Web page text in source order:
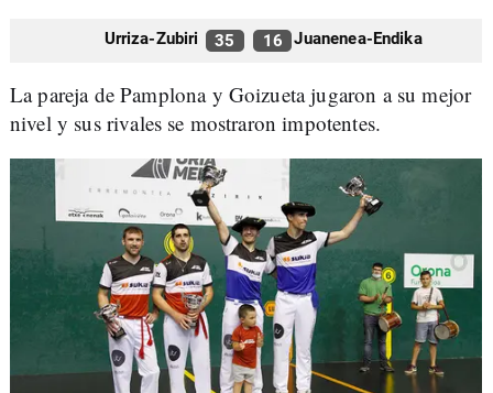
Urriza-Zubiri 35 16 Juanenea-Endika
La pareja de Pamplona y Goizueta jugaron a su mejor
nivel y sus rivales se mostraron impotentes.